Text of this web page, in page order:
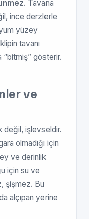
. Tavana
ince derzlerle
yüzey
tavanı
“bitmiş” gösterir.
ve
değil, işlevseldir.
olmadığı için
ve derinlik
için su ve
şişmez. Bu
alçıpan yerine